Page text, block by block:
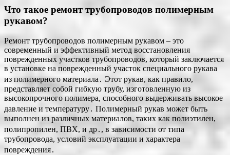
Что такое ремонт трубопроводов полимерным
рукавом?
Ремонт трубопроводов полимерным рукавом – это
современный и эффективный метод восстановления
поврежденных участков трубопроводов, который заключается
в установке на поврежденный участок специального рукава
из полимерного материала․ Этот рукав, как правило,
представляет собой гибкую трубу, изготовленную из
высокопрочного полимера, способного выдерживать высокое
давление и температуру․ Полимерный рукав может быть
выполнен из различных материалов, таких как полиэтилен,
полипропилен, ПВХ, и др․, в зависимости от типа
трубопровода, условий эксплуатации и характера
повреждения․